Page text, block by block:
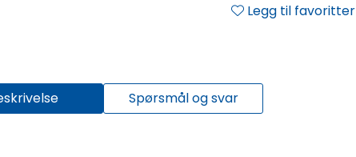
Legg til favoritter
Spørsmål og svar